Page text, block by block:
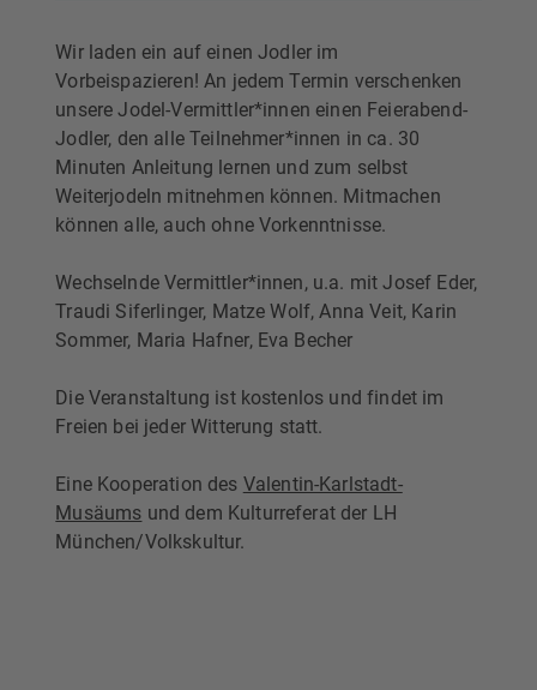
Wir laden ein auf einen Jodler im
Vorbeispazieren! An jedem Termin verschenken
unsere Jodel-Vermittler*innen einen Feierabend-
Jodler, den alle Teilnehmer*innen in ca. 30
Minuten Anleitung lernen und zum selbst
Weiterjodeln mitnehmen können. Mitmachen
können alle, auch ohne Vorkenntnisse.
Wechselnde Vermittler*innen, u.a. mit Josef Eder,
Traudi Siferlinger, Matze Wolf, Anna Veit, Karin
Sommer, Maria Hafner, Eva Becher
Die Veranstaltung ist kostenlos und findet im
Freien bei jeder Witterung statt.
Eine Kooperation des Valentin-Karlstadt-
Musäums und dem Kulturreferat der LH
München/Volkskultur.